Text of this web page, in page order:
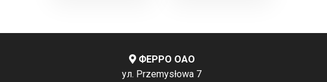
ФЕРРО ОАО
ул. Przemysłowa 7